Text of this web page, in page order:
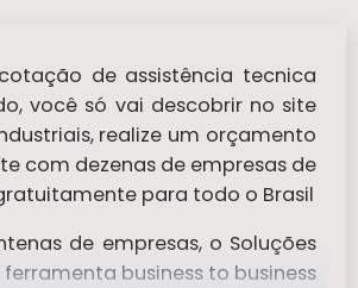
de assistência tecnica
você só vai descobrir no site
realize um orçamento
com dezenas de empresas de
para todo o Brasil
de empresas, o Soluções
business to business